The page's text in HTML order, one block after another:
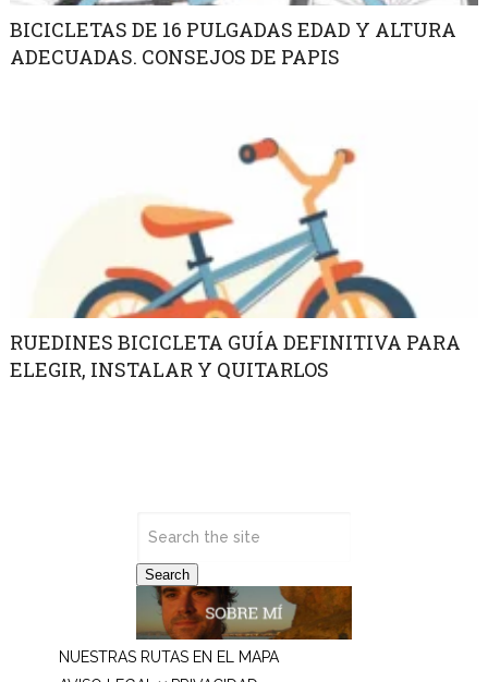
BICICLETAS DE 16 PULGADAS EDAD Y ALTURA
ADECUADAS. CONSEJOS DE PAPIS
RUEDINES BICICLETA GUÍA DEFINITIVA PARA
ELEGIR, INSTALAR Y QUITARLOS
Search
NUESTRAS RUTAS EN EL MAPA